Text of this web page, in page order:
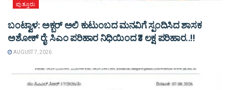
ಪುತ್ತೂರು
ಬಂಟ್ವಾಳ: ಅಕ್ಬರ್ ಅಲಿ ಕುಟುಂಬದ ಮನವಿಗೆ ಸ್ಪಂದಿಸಿದ ಶಾಸಕ
ಅಶೋಕ್ ರೈ: ಸಿಎಂ ಪರಿಹಾರ ನಿಧಿಯಿಂದ ₹3 ಲಕ್ಷ ಪರಿಹಾರ..!!
AUGUST 7, 2026